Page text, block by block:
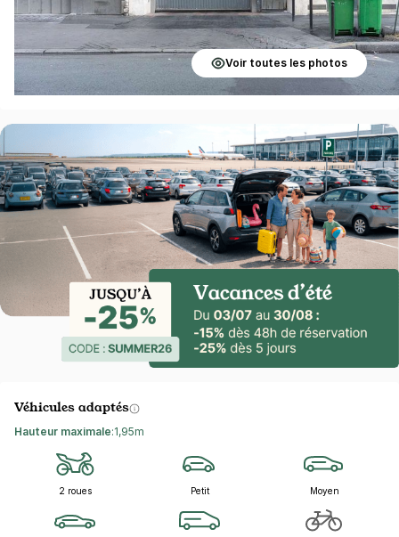
Voir toutes les photos
Véhicules adaptés
Hauteur maximale:1,95m
2 roues Petit Moyen